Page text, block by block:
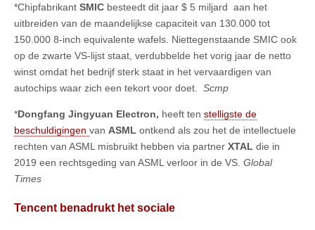
*Chipfabrikant SMIC besteedt dit jaar $ 5 miljard aan het
uitbreiden van de maandelijkse capaciteit van 130.000 tot
150.000 8-inch equivalente wafels. Niettegenstaande SMIC ook
op de zwarte VS-lijst staat, verdubbelde het vorig jaar de netto
winst omdat het bedrijf sterk staat in het vervaardigen van
autochips waar zich een tekort voor doet. Scmp
*Dongfang Jingyuan Electron, heeft ten stelligste de
beschuldigingen van ASML ontkend als zou het de intellectuele
rechten van ASML misbruikt hebben via partner XTAL die in
2019 een rechtsgeding van ASML verloor in de VS. Global
Times
Tencent benadrukt het sociale